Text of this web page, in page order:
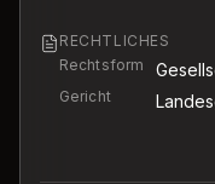
RECHTLICHES
Rechtsform
Gericht